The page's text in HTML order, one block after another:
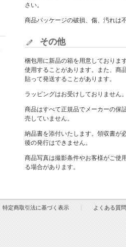
さい。
商品パッケージの破損、傷、汚れは
その他
梱包用に新品の箱を用意しておりま
使用することがあります。また、商
貼って発送することがあります。
ラッピングはお受けしておりません。
商品はすべて正規品でメーカーの保
売していません。
納品書を添付いたします。領収書が
後の発行はできません。
商品写真は撮影条件やお客様がご使
る場合があります。
特定商取引法に基づく表示 よくある質問